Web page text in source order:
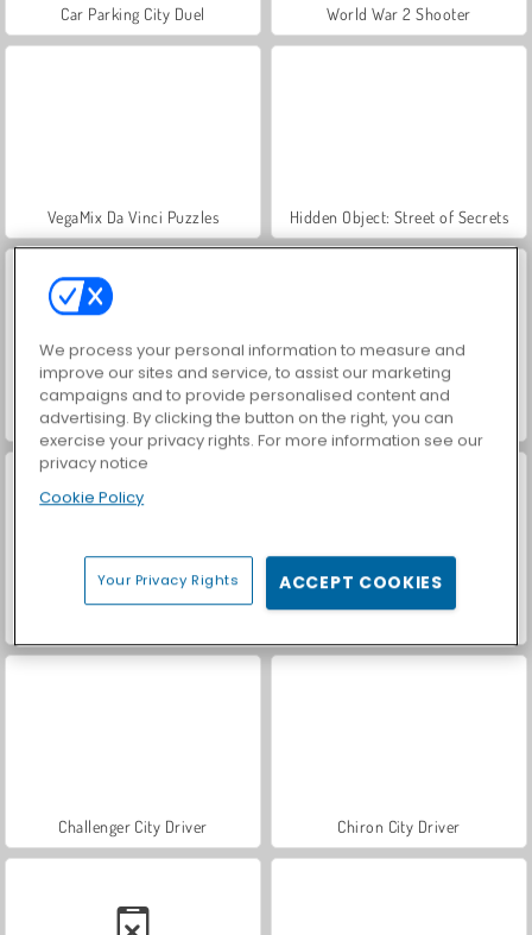
Car Parking City Duel World War 2 Shooter
VegaMix Da Vinci Puzzles Hidden Object: Street of Secrets
ASMR Makeover & Makeup Studio Farm Merge Valley
Challenger City Driver Chiron City Driver
We process your personal information to measure and
improve our sites and service, to assist our marketing
campaigns and to provide personalised content and
advertising. By clicking the button on the right, you can
exercise your privacy rights. For more information see our
privacy notice
Cookie Policy
Your Privacy Rights ACCEPT COOKIES